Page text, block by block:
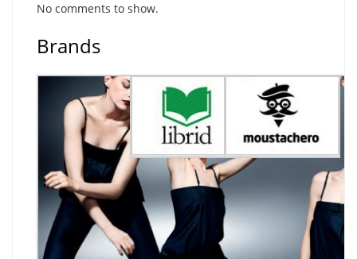
No comments to show.
Brands